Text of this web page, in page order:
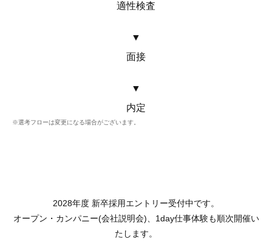
適性検査
面接
内定
※選考フローは変更になる場合がございます。
2028年度 新卒採用エントリー受付中です。
オープン・カンパニー(会社説明会)、1day仕事体験も順次開催い
たします。